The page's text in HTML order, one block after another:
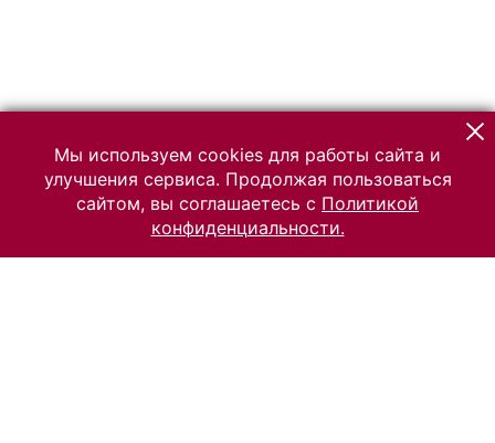
Мы используем cookies для работы сайта и
улучшения сервиса. Продолжая пользоваться
сайтом, вы соглашаетесь с Политикой
конфиденциальности.